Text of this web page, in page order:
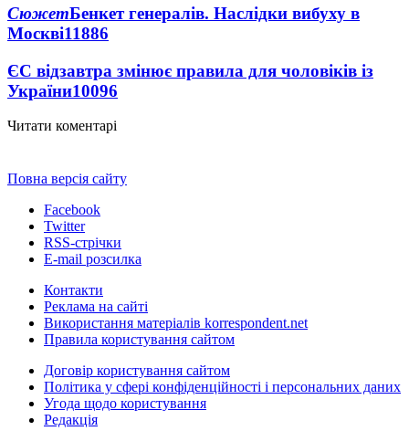
СюжетБенкет генералів. Наслідки вибуху в
Москві11886
ЄС відзавтра змінює правила для чоловіків із
України10096
Читати коментарі
Повна версія сайту
Facebook
Twitter
RSS-стрічки
E-mail розсилка
Контакти
Реклама на сайті
Використання матеріалів korrespondent.net
Правила користування сайтом
Договір користування сайтом
Політика у сфері конфіденційності і персональних даних
Угода щодо користування
Редакція